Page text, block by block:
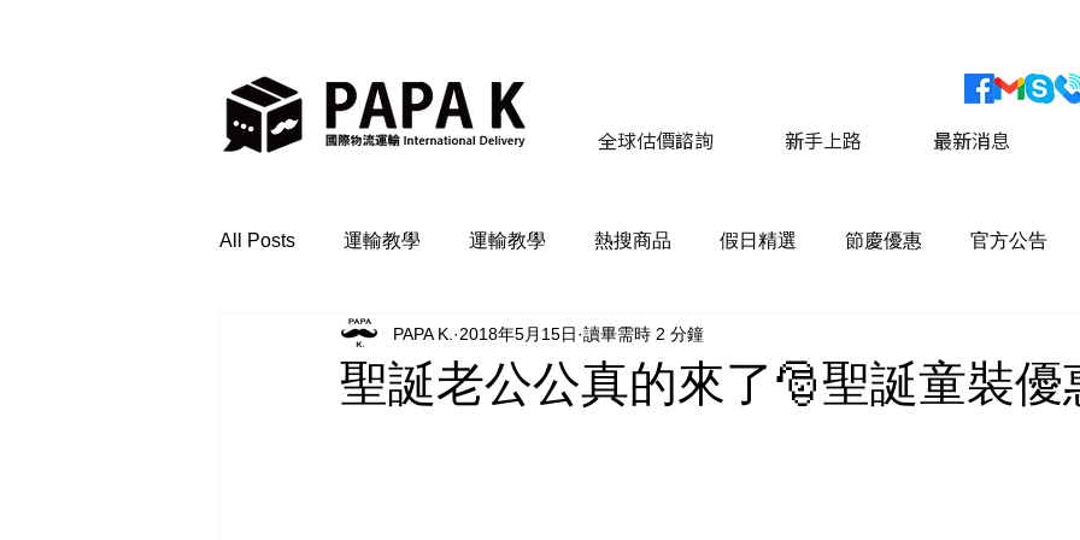
全球估價諮詢 新手上路 最新消息
All Posts 運輸教學 運輸教學 熱搜商品 假日精選 節慶優惠 官方公告
聖誕老公公真的來了🎅聖誕童裝優
PAPA K. 2018年5月15日 讀畢需時 2 分鐘